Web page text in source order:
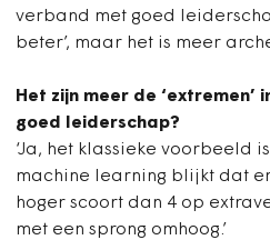
verband met goed
beter’, maar het is meer
Het zijn meer de
goed leiderschap?
‘Ja, het klassieke voorbeeld
machine learning blijkt dat
hoger scoort dan 4 op
met een sprong omhoog.’